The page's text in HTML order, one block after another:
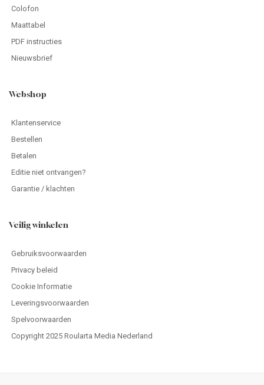
Colofon
Maattabel
PDF instructies
Nieuwsbrief
Webshop
Klantenservice
Bestellen
Betalen
Editie niet ontvangen?
Garantie / klachten
Veilig winkelen
Gebruiksvoorwaarden
Privacy beleid
Cookie Informatie
Leveringsvoorwaarden
Spelvoorwaarden
Copyright 2025 Roularta Media Nederland